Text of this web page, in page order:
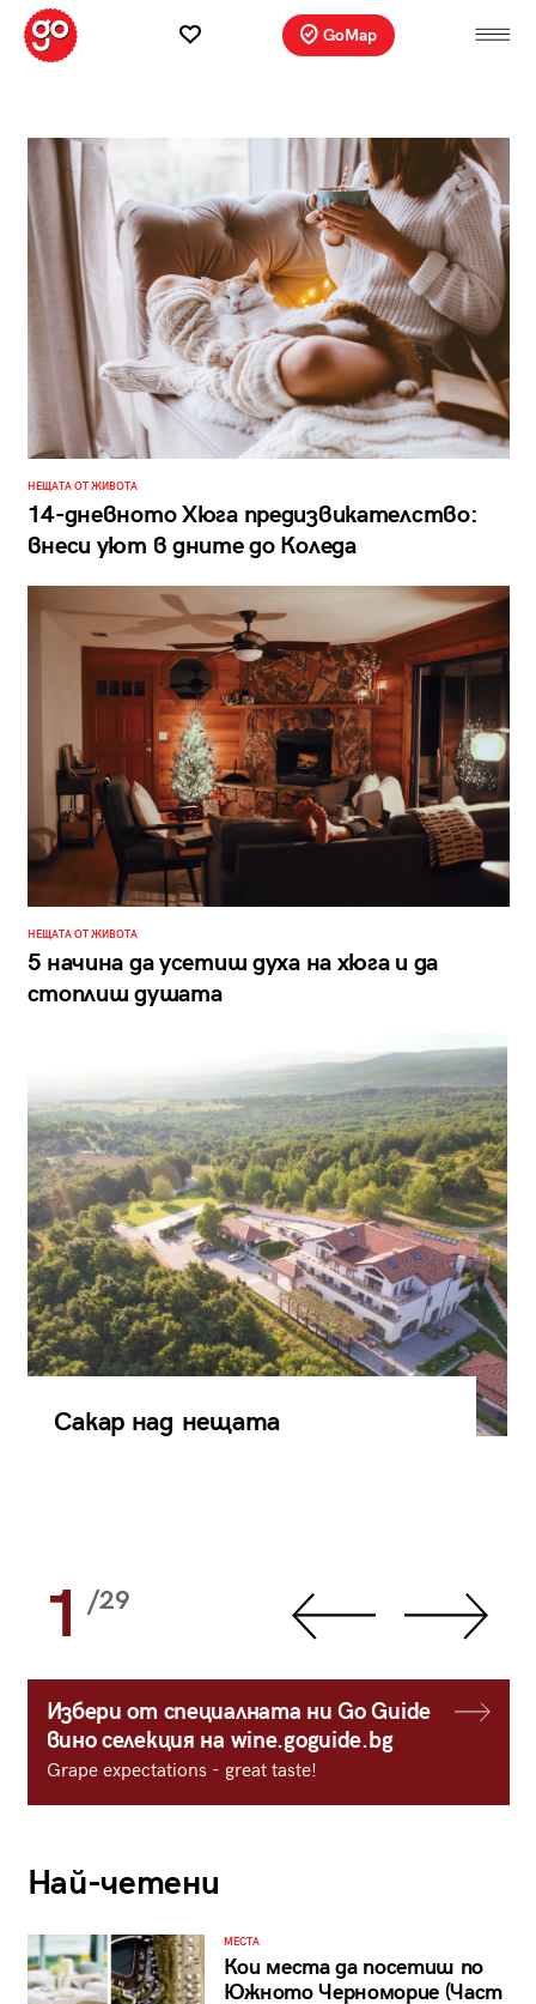
GoMap
НЕЩАТА ОТ ЖИВОТА
14-дневното Хюга предизвикателство:
внеси уют в дните до Коледа
НЕЩАТА ОТ ЖИВОТА
5 начина да усетиш духа на хюга и да
стоплиш душата
Сакар над нещата
1 /29
Избери от специалната ни Go Guide
вино селекция на wine.goguide.bg
Grape expectations - great taste!
Най-четени
МЕСТА
Кои места да посетиш по
Южното Черноморие (Част